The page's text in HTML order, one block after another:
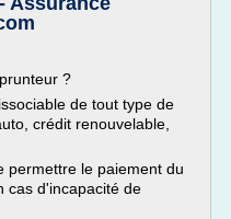
?
de tout type de
crédit renouvelable,
permettre le paiement du
cas d'incapacité de